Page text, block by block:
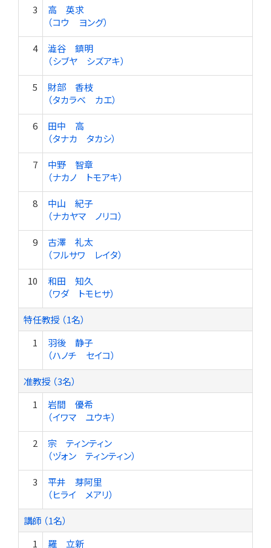
3
高 英求
（コウ ヨング）
4
澁谷 鎮明
（シブヤ シズアキ）
5
財部 香枝
（タカラベ カエ）
6
田中 高
（タナカ タカシ）
7
中野 智章
（ナカノ トモアキ）
8
中山 紀子
（ナカヤマ ノリコ）
9
古澤 礼太
（フルサワ レイタ）
10
和田 知久
（ワダ トモヒサ）
特任教授 （1名）
1
羽後 静子
（ハノチ セイコ）
准教授 （3名）
1
岩間 優希
（イワマ ユウキ）
2
宗 ティンティン
（ヅォン ティンティン）
3
平井 芽阿里
（ヒライ メアリ）
講師 （1名）
1
羅 立新